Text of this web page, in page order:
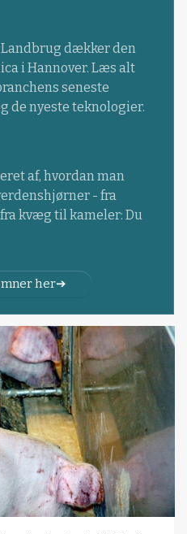
dækker den
i Hannover. Læs alt
seneste
de nyeste teknologier.
af, hvordan man
- fra
kvæg til kameler: Du
her